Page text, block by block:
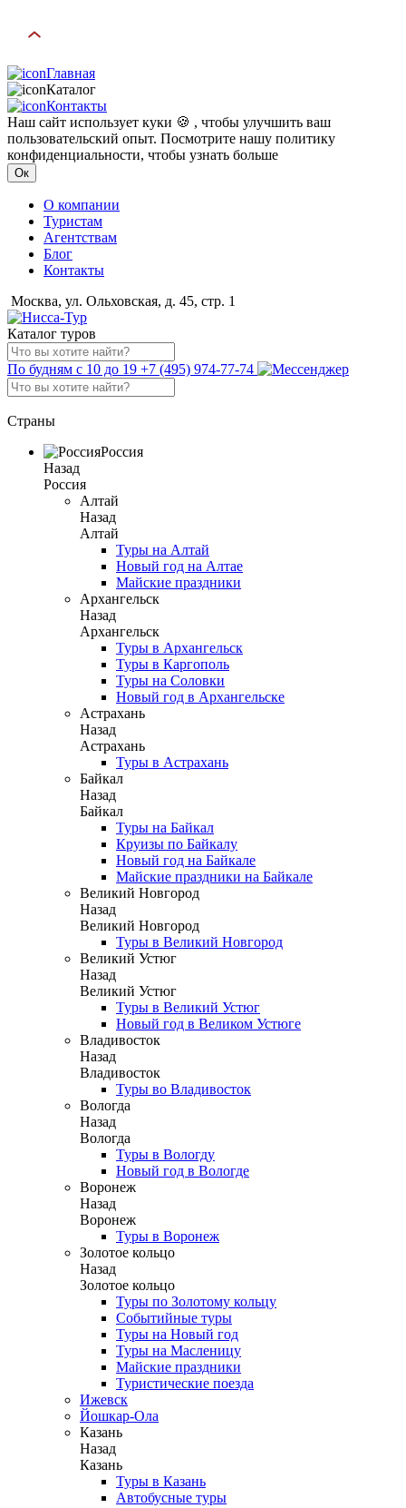
Главная
Каталог
Контакты
Наш сайт использует куки 🍪 , чтобы улучшить ваш
пользовательский опыт. Посмотрите нашу политику
конфиденциальности, чтобы узнать больше
Ок
О компании
Туристам
Агентствам
Блог
Контакты
Москва, ул. Ольховская, д. 45, стр. 1
Каталог туров
По будням с 10 до 19 +7 (495) 974-77-74
Страны
Россия
Назад
Россия
Алтай
Назад
Алтай
Туры на Алтай
Новый год на Алтае
Майские праздники
Архангельск
Назад
Архангельск
Туры в Архангельск
Туры в Каргополь
Туры на Соловки
Новый год в Архангельске
Астрахань
Назад
Астрахань
Туры в Астрахань
Байкал
Назад
Байкал
Туры на Байкал
Круизы по Байкалу
Новый год на Байкале
Майские праздники на Байкале
Великий Новгород
Назад
Великий Новгород
Туры в Великий Новгород
Великий Устюг
Назад
Великий Устюг
Туры в Великий Устюг
Новый год в Великом Устюге
Владивосток
Назад
Владивосток
Туры во Владивосток
Вологда
Назад
Вологда
Туры в Вологду
Новый год в Вологде
Воронеж
Назад
Воронеж
Туры в Воронеж
Золотое кольцо
Назад
Золотое кольцо
Туры по Золотому кольцу
Событийные туры
Туры на Новый год
Туры на Масленицу
Майские праздники
Туристические поезда
Ижевск
Йошкар-Ола
Казань
Назад
Казань
Туры в Казань
Автобусные туры